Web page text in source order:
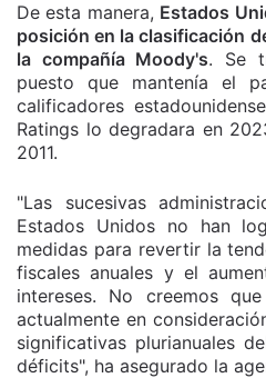
De esta manera, Estados
posición en la clasificación
la compañía Moody's. Se
puesto que mantenía el
calificadores
Ratings lo degradara en
2011.
"Las sucesivas
Estados Unidos no han
medidas para revertir la
fiscales anuales y el
intereses. No creemos
actualmente en
significativas plurianuales
déficits", ha asegurado la